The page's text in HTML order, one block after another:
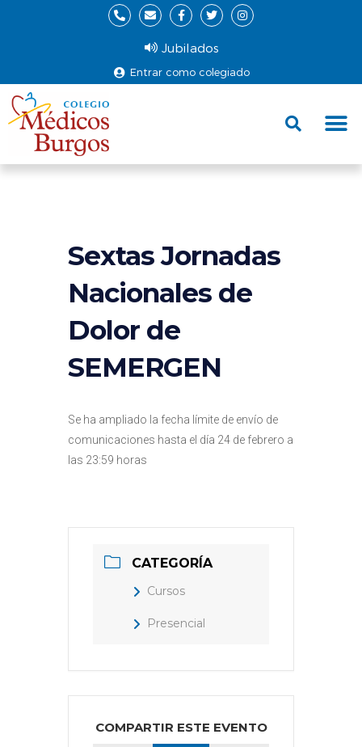
Entrar como colegiado
Jubilados
Sextas Jornadas
Nacionales de
Dolor de
SEMERGEN
Se ha ampliado la fecha límite de envío de
comunicaciones hasta el día 24 de febrero a
las 23:59 horas
CATEGORÍA
Cursos
Presencial
COMPARTIR ESTE EVENTO